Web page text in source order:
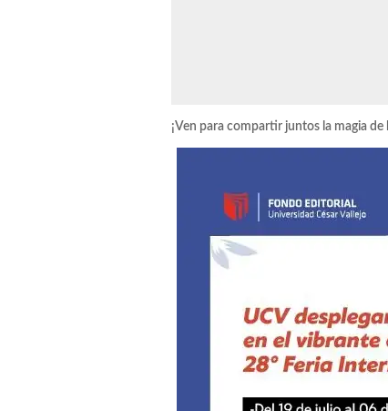
¡Ven para compartir juntos la magia de